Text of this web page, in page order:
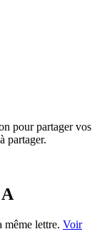
pour partager vos
partager.
A
même lettre. Voir